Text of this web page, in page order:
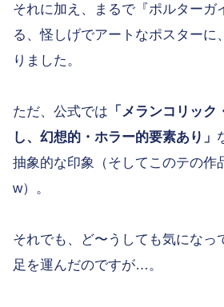
それに加え、まるで『ポルターガ
る、怪しげでアートなポスターに
りました。
ただ、公式では 「メランコリッ
し、幻想的・ホラー的要素あり」
抽象的な印象（そしてこのテの作
w）。
それでも、ど〜うしても気になっ
足を運んだのですが…。